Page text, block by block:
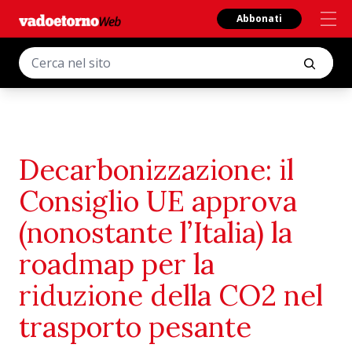
Abbonati
Decarbonizzazione: il
Consiglio UE approva
(nonostante l’Italia) la
roadmap per la
riduzione della CO2 nel
trasporto pesante